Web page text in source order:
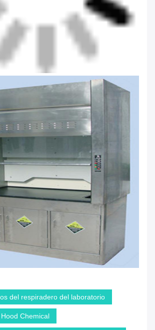
del respiradero del laboratorio
Chemical